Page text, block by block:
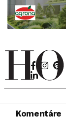
Komentáre